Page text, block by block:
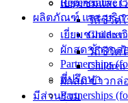
Regenerative
ผลิตภัณฑ์ และ บริก
เยี่ยมชมและเ
วิถีชีวิต
Children
ผักสด ข้าวกล่
Partnerships
เยี่ยมชมและเ
วิถีชีวิต
Children
ผักสด ข้าวกล่
Partnerships
ที่ปรึกษา
มีส่วนร่วม